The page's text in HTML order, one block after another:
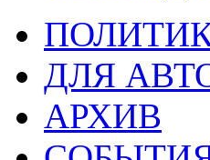
ДЛЯ
АРХИВ